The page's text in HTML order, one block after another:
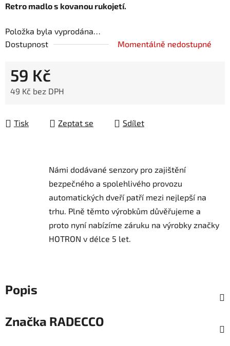
Retro madlo s kovanou rukojetí.
Položka byla vyprodána…
Dostupnost
Momentálně nedostupné
59 Kč
49 Kč bez DPH
Tisk
Zeptat se Sdílet
Námi dodávané senzory pro zajištění
bezpečného a spolehlivého provozu
automatických dveří patří mezi nejlepší na
trhu. Plně těmto výrobkům důvěřujeme a
proto nyní nabízíme záruku na výrobky značky
HOTRON v délce 5 let.
Popis
Značka RADECCO